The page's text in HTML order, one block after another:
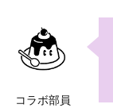
コラボ部員